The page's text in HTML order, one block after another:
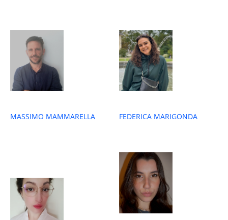
MASSIMO MAMMARELLA FEDERICA MARIGONDA